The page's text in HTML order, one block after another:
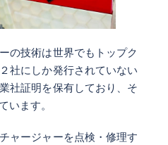
の技術は世界でもトップク
社にしか発行されていない
社証明を保有しており、そ
います。
ャージャーを点検・修理す